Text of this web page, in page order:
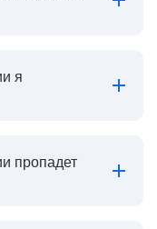
я
пропадет